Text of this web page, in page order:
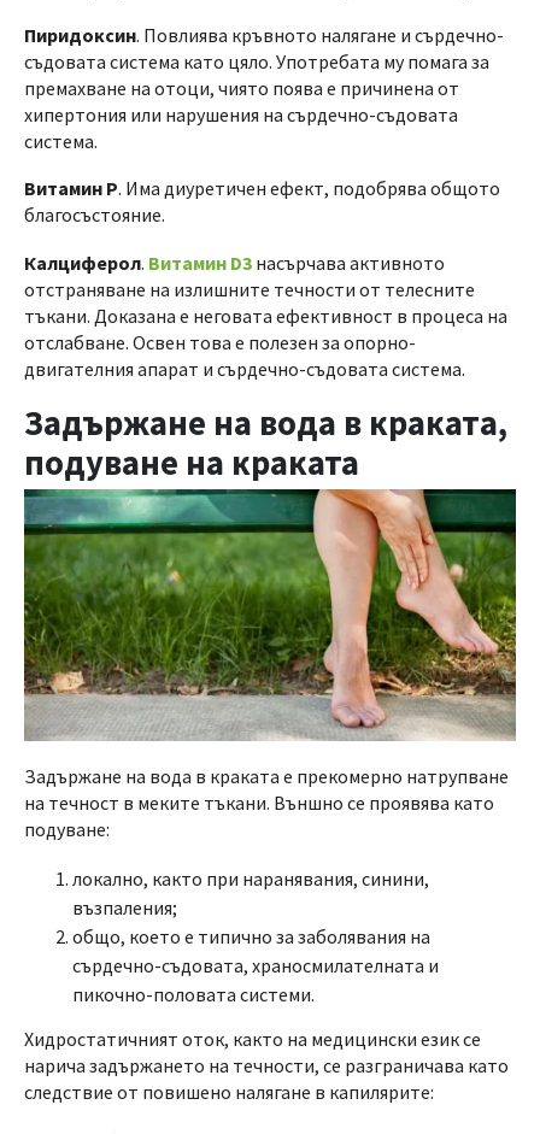
Пиридоксин. Повлиява кръвното налягане и сърдечно-
съдовата система като цяло. Употребата му помага за
премахване на отоци, чиято поява е причинена от
хипертония или нарушения на сърдечно-съдовата
система.
Витамин Р. Има диуретичен ефект, подобрява общото
благосъстояние.
Калциферол. Витамин D3 насърчава активното
отстраняване на излишните течности от телесните
тъкани. Доказана е неговата ефективност в процеса на
отслабване. Освен това е полезен за опорно-
двигателния апарат и сърдечно-съдовата система.
Задържане на вода в кракатa,
подуване на краката
Задържане на вода в кракатa е прекомерно натрупване
на течност в меките тъкани. Външно се проявява като
подуване:
локално, както при наранявания, синини,
възпаления;
общо, което е типично за заболявания на
сърдечно-съдовата, храносмилателната и
пикочно-половата системи.
Хидростатичният оток, както на медицински език се
нарича задържането на течности, се разграничава като
следствие от повишено налягане в капилярите: